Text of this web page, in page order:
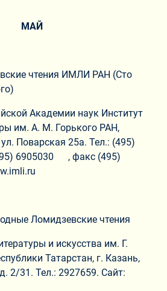
МАЙ
чтения ИМЛИ РАН (Сто
Академии наук Институт
им. А. М. Горького РАН,
Поварская 25а. Тел.: (495)
, факс (495)
Ломидзевские чтения
и искусства им. Г.
Татарстан, г. Казань,
2/31. Тел.: 2927659. Сайт: